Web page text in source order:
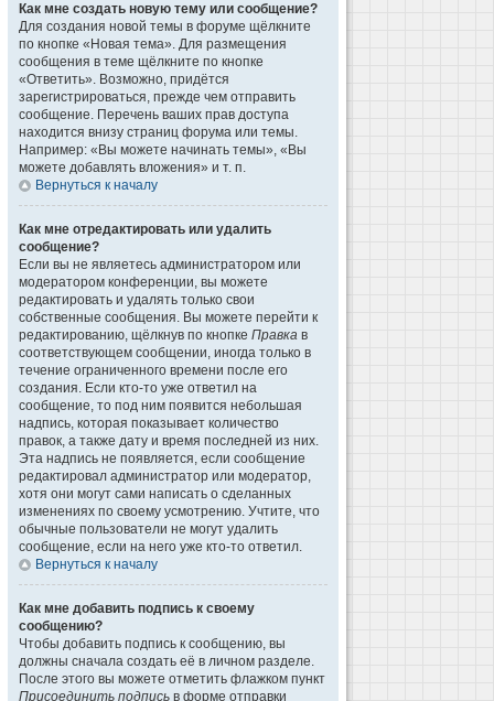
Как мне создать новую тему или сообщение?
Для создания новой темы в форуме щёлкните
по кнопке «Новая тема». Для размещения
сообщения в теме щёлкните по кнопке
«Ответить». Возможно, придётся
зарегистрироваться, прежде чем отправить
сообщение. Перечень ваших прав доступа
находится внизу страниц форума или темы.
Например: «Вы можете начинать темы», «Вы
можете добавлять вложения» и т. п.
Вернуться к началу
Как мне отредактировать или удалить
сообщение?
Если вы не являетесь администратором или
модератором конференции, вы можете
редактировать и удалять только свои
собственные сообщения. Вы можете перейти к
редактированию, щёлкнув по кнопке Правка в
соответствующем сообщении, иногда только в
течение ограниченного времени после его
создания. Если кто-то уже ответил на
сообщение, то под ним появится небольшая
надпись, которая показывает количество
правок, а также дату и время последней из них.
Эта надпись не появляется, если сообщение
редактировал администратор или модератор,
хотя они могут сами написать о сделанных
изменениях по своему усмотрению. Учтите, что
обычные пользователи не могут удалить
сообщение, если на него уже кто-то ответил.
Вернуться к началу
Как мне добавить подпись к своему
сообщению?
Чтобы добавить подпись к сообщению, вы
должны сначала создать её в личном разделе.
После этого вы можете отметить флажком пункт
Присоединить подпись в форме отправки